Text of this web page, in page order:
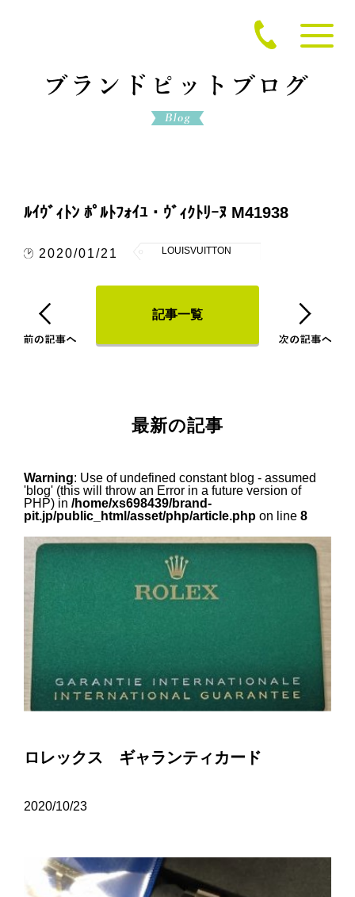
ﾙｲｳﾞｨﾄﾝ ﾎﾟﾙﾄﾌｫｲﾕ・ｳﾞｨｸﾄﾘｰﾇ M41938
2020/01/21 LOUISVUITTON
記事一覧
最新の記事
Warning: Use of undefined constant blog - assumed
'blog' (this will throw an Error in a future version of
PHP) in /home/xs698439/brand-
pit.jp/public_html/asset/php/article.phpon line 8
ロレックス ギャランティカード
2020/10/23